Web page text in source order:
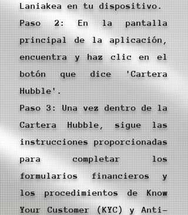
Laniakea en tu dispositivo.
Paso 2: En la pantalla
principal de la aplicación,
encuentra y haz clic en el
botón que dice 'Cartera
Hubble'.
Paso 3: Una vez dentro de la
Cartera Hubble, sigue las
instrucciones proporcionadas
para completar los
formularios financieros y
los procedimientos de Know
Your Customer (KYC) y Anti-